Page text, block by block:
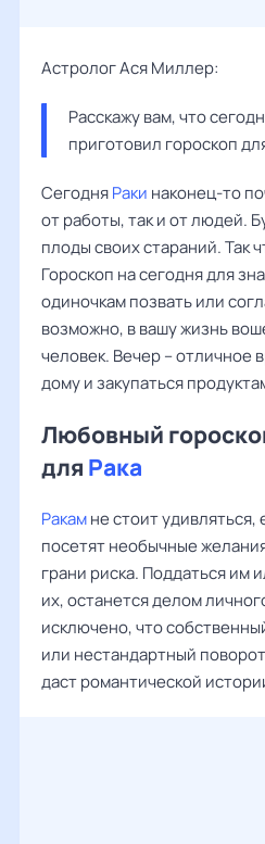
Астролог Ася Миллер:
Расскажу вам, что
приготовил гороскоп
СегодняРаки наконец-то
от работы, так и от людей.
плоды своих стараний. Так
Гороскоп на сегодня для
одиночкам позвать или
возможно, в вашу жизнь
человек. Вечер – отличное
дому и закупаться
Любовный
для Рака
Ракамне стоит удивляться,
посетят необычные
грани риска. Поддаться им
их, останется делом
исключено, что
или нестандартный
даст романтической